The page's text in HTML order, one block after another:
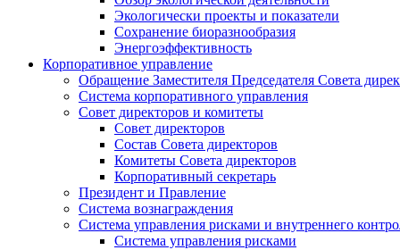
Экологически проекты и показатели
Сохранение биоразнообразия
Энергоэффективность
Корпоративное управление
Обращение Заместителя Председателя Совета
Система корпоративного управления
Совет директоров и комитеты
Совет директоров
Состав Совета директоров
Комитеты Совета директоров
Корпоративный секретарь
Президент и Правление
Система вознаграждения
Система управления рисками и внутреннего
Система управления рисками